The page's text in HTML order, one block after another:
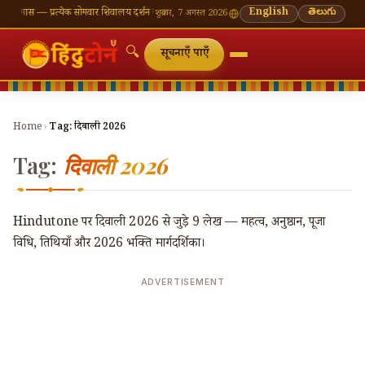
— प्रत्येक सोमवार शिवालय दर्शन का महत्व🌸 गणेश चतुर्थी — भाद्रपद शुक्ल चतुर्थी ⛩ काशी
शुक्रवार, 7 अगस्त 2026 English తెలుగు
🔍 सूचनाएँ पाएँ
Home › Tag:दिवाली 2026
Tag: दिवाली 2026
Hindutone पर दिवाली 2026 से जुड़े 9 लेख — महत्व, अनुष्ठान, पूजा
विधि, तिथियाँ और 2026 भक्ति मार्गदर्शिका।
ADVERTISEMENT